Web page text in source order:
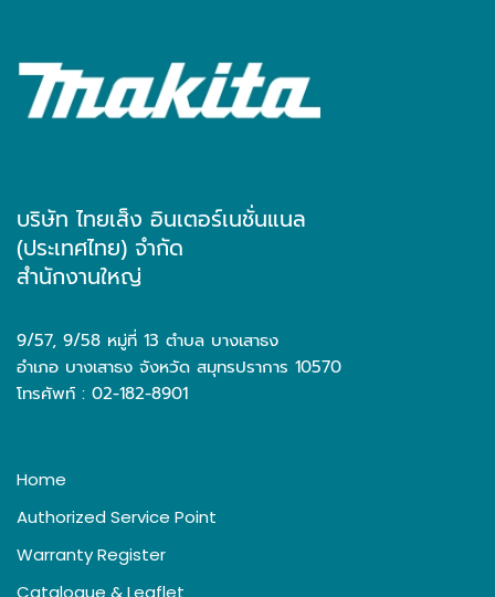
บริษัท ไทยเส็ง อินเตอร์เนชั่นแนล
(ประเทศไทย) จำกัด
สำนักงานใหญ่
9/57, 9/58 หมู่ที่ 13 ตำบล บางเสาธง
อำเภอ บางเสาธง จังหวัด สมุทรปราการ 10570
โทรศัพท์ : 02-182-8901
Home
Authorized Service Point
Warranty Register
Catalogue & Leaflet